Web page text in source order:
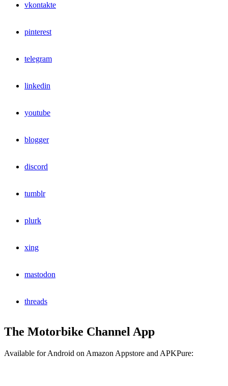
vkontakte
pinterest
telegram
linkedin
youtube
blogger
discord
tumblr
plurk
xing
mastodon
threads
The Motorbike Channel App
Available for Android on Amazon Appstore and APKPure: